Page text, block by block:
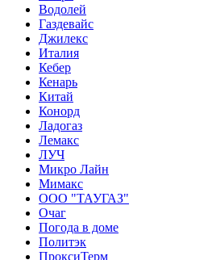
Водолей
Газдевайс
Джилекс
Италия
Кебер
Кенарь
Китай
Конорд
Ладогаз
Лемакс
ЛУЧ
Микро Лайн
Мимакс
ООО "ТАУГАЗ"
Очаг
Погода в доме
Политэк
ПроксиТерм